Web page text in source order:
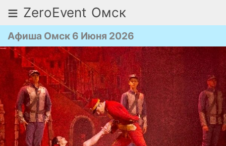
≡ ZeroEvent Омск
Афиша Омск 6 Июня 2026